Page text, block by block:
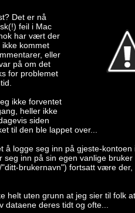
Det er nå
feil i Mac
har vært der
ikke kommet
eller
på om det
for problemet
ikke forventet
heller ikke
siden
til den ble lappet over...
å logge seg inn på gjeste-kontoen
seg inn på sin egen vanlige
brukernavn") fortsatt være der,
helt uten grunn at jeg sier til folk
dataene deres tidt og ofte...